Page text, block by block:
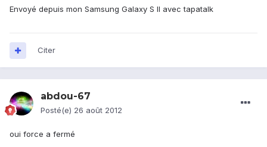
Envoyé depuis mon Samsung Galaxy S II avec tapatalk
Citer
abdou-67
Posté(e) 26 août 2012
oui force a fermé